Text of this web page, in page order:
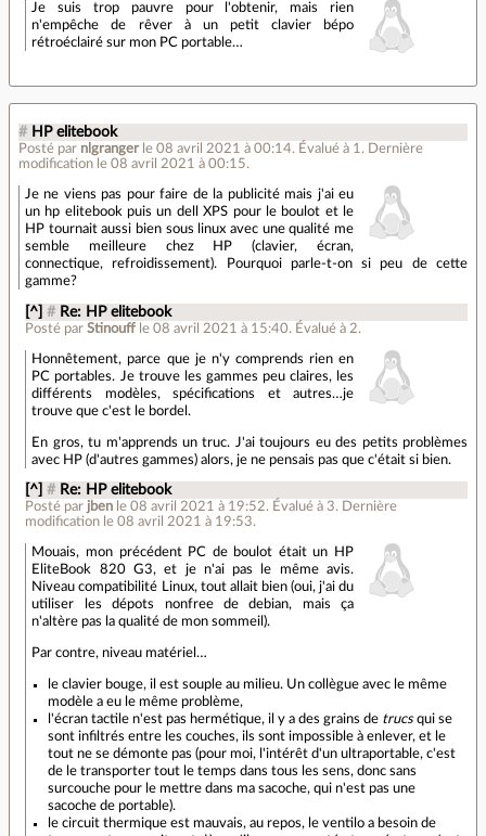
Je suis trop pauvre pour l'obtenir, mais rien
n'empêche de rêver à un petit clavier bépo
rétroéclairé sur mon PC portable…
# HP elitebook
Posté par nlgranger le 08 avril 2021 à 00:14. Évalué à 1 . Dernière
modification le 08 avril 2021 à 00:15.
Je ne viens pas pour faire de la publicité mais j'ai eu
un hp elitebook puis un dell XPS pour le boulot et le
HP tournait aussi bien sous linux avec une qualité me
semble meilleure chez HP (clavier, écran,
connectique, refroidissement). Pourquoi parle-t-on si peu de cette
gamme?
[^] # Re: HP elitebook
Posté parStinouff le 08 avril 2021 à 15:40. Évalué à 2.
Honnêtement, parce que je n'y comprends rien en
PC portables. Je trouve les gammes peu claires, les
différents modèles, spécifications et autres…je
trouve que c'est le bordel.
En gros, tu m'apprends un truc. J'ai toujours eu des petits problèmes
avec HP (d'autres gammes) alors, je ne pensais pas que c'était si bien.
[^] # Re: HP elitebook
Posté par jben le 08 avril 2021 à 19:52. Évalué à 3.
Dernière
modification le 08 avril 2021 à 19:53.
Mouais, mon précédent PC de boulot était un HP
EliteBook 820 G3, et je n'ai pas le même avis.
Niveau compatibilité Linux, tout allait bien (oui, j'ai du
utiliser les dépots nonfree de debian, mais ça
n'altère pas la qualité de mon sommeil).
Par contre, niveau matériel…
le clavier bouge, il est souple au milieu. Un collègue avec le même
modèle a eu le même problème,
l'écran tactile n'est pas hermétique, il y a des grains de trucsqui se
sont infiltrés entre les couches, ils sont impossible à enlever, et le
tout ne se démonte pas (pour moi, l'intérêt d'un ultraportable, c'est
de le transporter tout le temps dans tous les sens, donc sans
surcouche pour le mettre dans ma sacoche, qui n'est pas une
sacoche de portable).
le circuit thermique est mauvais, au repos, le ventilo a besoin de